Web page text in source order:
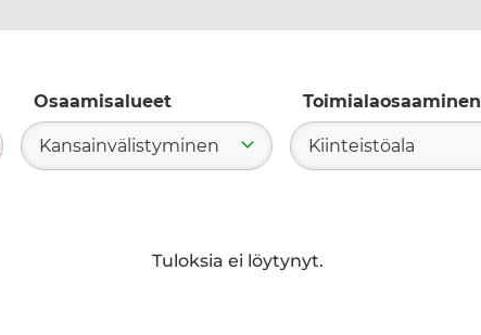
Osaamisalueet
Kansainvälistyminen
Toimialaosaaminen
Kiinteistöala
Tuloksia ei löytynyt.